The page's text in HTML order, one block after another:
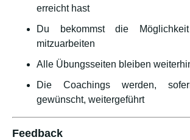
erreicht hast
Du bekommst die
mitzuarbeiten
Alle Übungsseiten bleiben
Die Coachings werden,
gewünscht, weitergeführt
Feedback